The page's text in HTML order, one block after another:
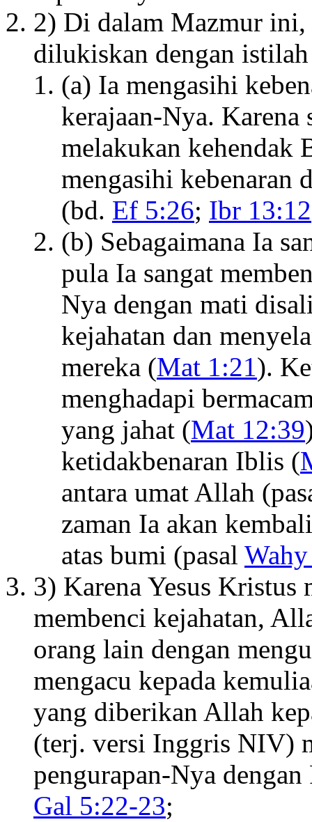
2) Di dalam Mazmur
dilukiskan dengan
(a) Ia mengasihi
kerajaan-Nya.
melakukan kehendak
mengasihi kebenaran
(bd. Ef 5:26; Ibr 13:12
(b) Sebagaimana Ia
pula Ia sangat
Nya dengan mati
kejahatan dan
mereka (Mat 1:21).
menghadapi
yang jahat (Mat 12:39
ketidakbenaran Iblis (
antara umat Allah
zaman Ia akan
atas bumi (pasal
3) Karena Yesus Kristus
membenci kejahatan,
orang lain dengan
mengacu kepada
yang diberikan Allah
(terj. versi Inggris NIV)
pengurapan-Nya
Gal 5:22-23;